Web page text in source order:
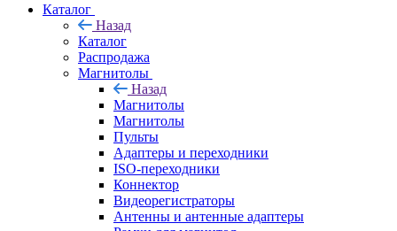
Каталог
Назад
Каталог
Распродажа
Магнитолы
Назад
Магнитолы
Магнитолы
Пульты
Адаптеры и переходники
ISO-переходники
Коннектор
Видеорегистраторы
Антенны и антенные адаптеры